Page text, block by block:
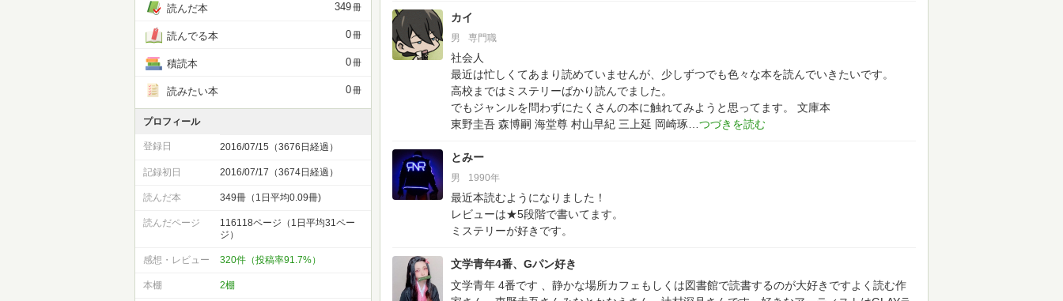
カイ
男 専門職
社会人
最近は忙しくてあまり読めていませんが、少しずつでも色々な本を読んでいきたいです。
高校まではミステリーばかり読んでました。
でもジャンルを問わずにたくさんの本に触れてみようと思ってます。
文庫本
東野圭吾 森博嗣 海堂尊 村山早紀 三上延 岡崎琢
とみー
男 1990年
最近本読むようになりました！
レビューは★5段階で書いてます。
ミステリーが好きです。
文学青年4番、Gパン好き
文学青年 4番です 、静かな場所カフェもしくは図書館で読書するのが大好きですよく読む作
読んだ本 349冊
読んでる本 0冊
積読本 0冊
読みたい本 0冊
プロフィール
登録日 2016/07/15（3676日経過）
記録初日 2016/07/17（3674日経過）
読んだ本 349冊（1日平均0.09冊)
読んだページ
116118ページ（1日平均31ペー
ジ）
感想・レビュー 320件（投稿率91.7%）
本棚 2棚